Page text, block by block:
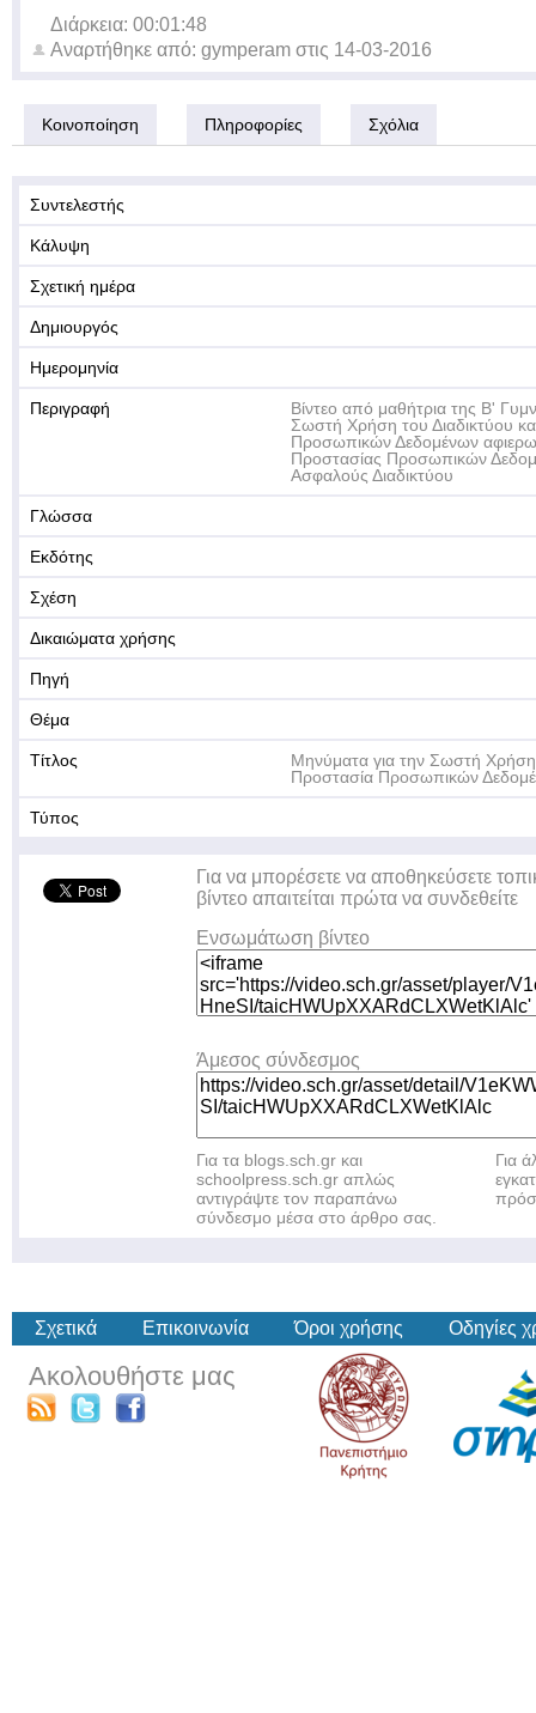
Διάρκεια: 00:01:48
Αναρτήθηκε από: gymperam στις 14-03-2016
Κοινοποίηση Πληροφορίες Σχόλια
Συντελεστής
Κάλυψη
Σχετική ημέρα
Δημιουργός
Ημερομηνία
Περιγραφή
Βίντεο από μαθήτρια της Β'
Σωστή Χρήση του Διαδικτύου
Προσωπικών Δεδομένων
Προστασίας Προσωπικών
Ασφαλούς Διαδικτύου
Γλώσσα
Εκδότης
Σχέση
Δικαιώματα χρήσης
Πηγή
Θέμα
Τίτλος
Μηνύματα για την Σωστή Χρήση
Προστασία Προσωπικών
Τύπος
Για να μπορέσετε να αποθηκεύσετε
βίντεο απαιτείται πρώτα να συνδεθείτε
Ενσωμάτωση βίντεο
Άμεσος σύνδεσμος
Για τα blogs.sch.gr και
schoolpress.sch.gr απλώς
αντιγράψτε τον παραπάνω
σύνδεσμο μέσα στο άρθρο σας.
Για
Σχετικά Επικοινωνία Όροι χρήσης Οδηγίες
Ακολουθήστε μας